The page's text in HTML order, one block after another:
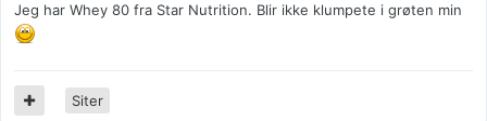
Jeg har Whey 80 fra Star Nutrition. Blir ikke klumpete i grøten min
Siter